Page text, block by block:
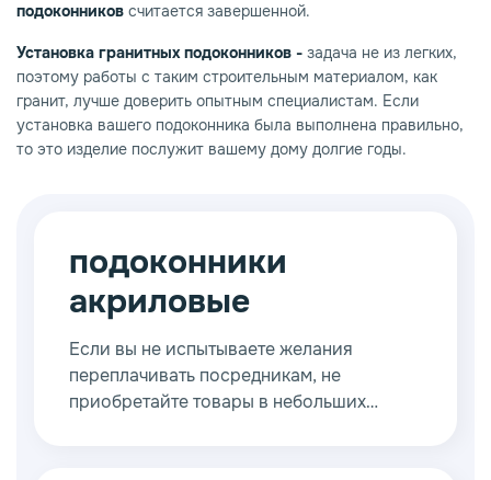
подоконников считается завершенной.
Установка гранитных подоконников - задача не из легких,
поэтому работы с таким строительным материалом, как
гранит, лучше доверить опытным специалистам. Если
установка вашего подоконника была выполнена правильно,
то это изделие послужит вашему дому долгие годы.
подоконники
акриловые
Если вы не испытываете желания
переплачивать посредникам, не
приобретайте товары в небольших